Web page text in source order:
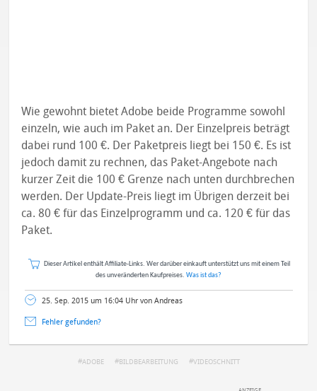
Wie gewohnt bietet Adobe beide Programme sowohl
einzeln, wie auch im Paket an. Der Einzelpreis beträgt
dabei rund 100 €. Der Paketpreis liegt bei 150 €. Es ist
jedoch damit zu rechnen, das Paket-Angebote nach
kurzer Zeit die 100 € Grenze nach unten durchbrechen
werden. Der Update-Preis liegt im Übrigen derzeit bei
ca. 80 € für das Einzelprogramm und ca. 120 € für das
Paket.
Dieser Artikel enthält Affiliate-Links. Wer darüber einkauft unterstützt uns mit einem Teil
des unveränderten Kaufpreises. Was ist das?
25. Sep. 2015 um 16:04 Uhr von Andreas
Fehler gefunden?
ADOBE BILDBEARBEITUNG VIDEOSCHNITT